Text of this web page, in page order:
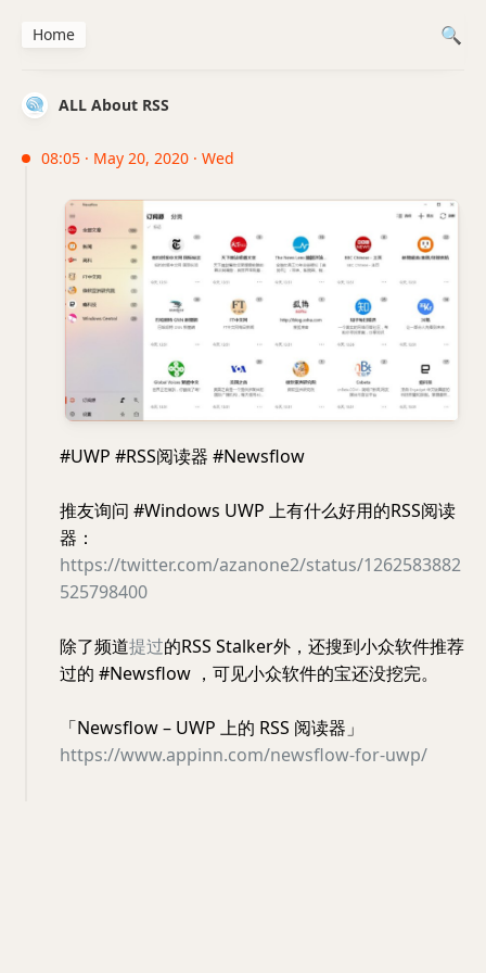
ALL About RSS
08:05 · May 20, 2020 · Wed
#UWP #RSS阅读器 #Newsflow
推友询问 #Windows UWP 上有什么好用的RSS阅读
器：
https://twitter.com/azanone2/status/1262583882
525798400
除了频道提过的RSS Stalker外，还搜到小众软件推荐
过的 #Newsflow ，可见小众软件的宝还没挖完。
「Newsflow – UWP 上的 RSS 阅读器」
https://www.appinn.com/newsflow-for-uwp/
Home